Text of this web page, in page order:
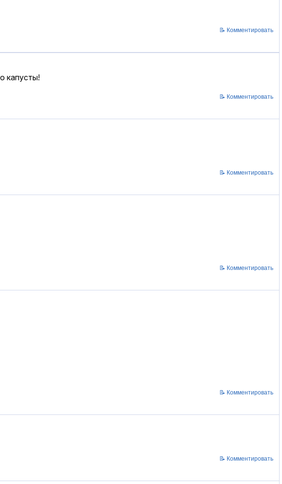
📝 Комментировать
капусты!
📝 Комментировать
📝 Комментировать
📝 Комментировать
📝 Комментировать
📝 Комментировать